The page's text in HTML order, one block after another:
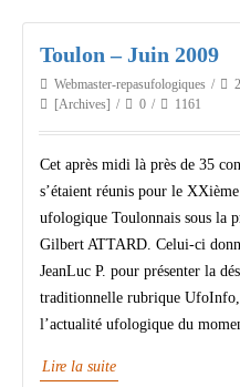
Toulon – Juin 2009
Webmaster-repasufologiques
[Archives]
0 1161
Cet après midi là près de 35
s’étaient réunis pour le XXième
ufologique Toulonnais sous la
Gilbert ATTARD. Celui-ci
JeanLuc P. pour présenter la
traditionnelle rubrique
l’actualité ufologique du
Lire la suite